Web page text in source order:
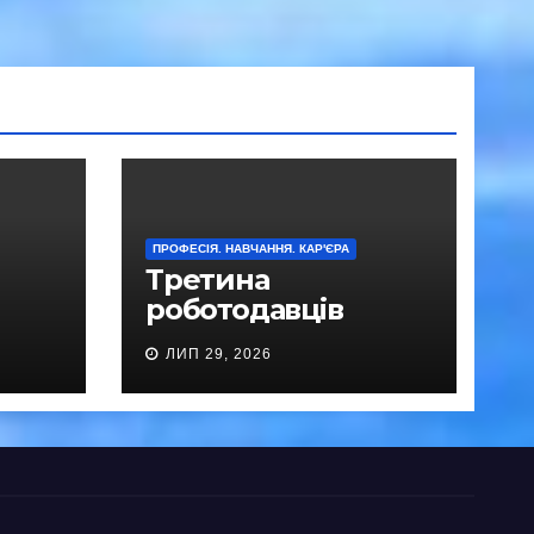
ПРОФЕСІЯ. НАВЧАННЯ. КАР'ЄРА
Третина
роботодавців
обирає ШІ замість
найму новачків,
дослідження
ЛИП 29, 2026